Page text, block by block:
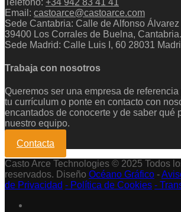
Email: castoarce@castoarce.com
Sede Cantabria: Calle de Alfonso Álvarez
39400 Los Corrales de Buelna, Cantabria.
Sede Madrid: Calle Luis I, 60 28031
Trabaja con nosotros
Queremos ser una empresa de
tu currículum o ponte en contacto con
encantados de conocerte y de saber qué
nuestro equipo.
Contacta
Casto Arce Technologies © 2025 Todos
reservados. Diseño Océano Gráfico -
de Privacidad - Política de Cookies -